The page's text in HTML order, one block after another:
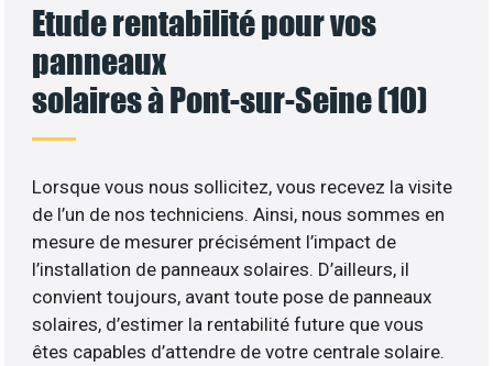
Etude rentabilité pour vos
panneaux
solaires à Pont-sur-Seine (10)
Lorsque vous nous sollicitez, vous recevez la visite
de l’un de nos techniciens. Ainsi, nous sommes en
mesure de mesurer précisément l’impact de
l’installation de panneaux solaires. D’ailleurs, il
convient toujours, avant toute pose de panneaux
solaires, d’estimer la rentabilité future que vous
êtes capables d’attendre de votre centrale solaire.